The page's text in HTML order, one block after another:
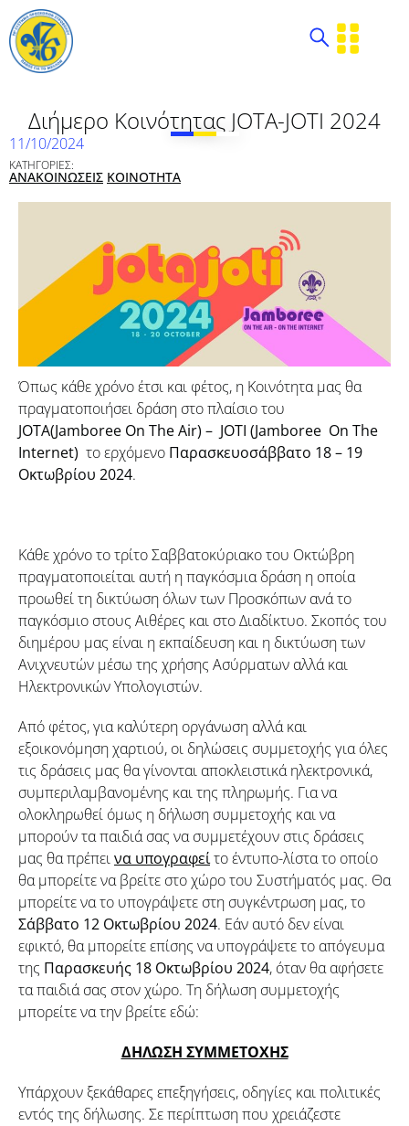
Διήμερο Κοινότητας JOTA-JOTI 2024
11/10/2024
ΚΑΤΗΓΟΡΙΕΣ:
ΑΝΑΚΟΙΝΩΣΕΙΣ ΚΟΙΝΟΤΗΤΑ
Όπως κάθε χρόνο έτσι και φέτος, η Κοινότητα μας θα
πραγματοποιήσει δράση στο πλαίσιο του
JOTA(Jamboree On TheAir) – JOTI (Jamboree On The
Internet) το ερχόμενο Παρασκευοσάββατο 18 – 19
Οκτωβρίου 2024.
Κάθε χρόνο το τρίτο Σαββατοκύριακο του Οκτώβρη
πραγματοποιείται αυτή η παγκόσμια δράση η οποία
προωθεί τη δικτύωση όλων των Προσκόπων ανά το
παγκόσμιο στους Αιθέρες και στο Διαδίκτυο. Σκοπός του
διημέρου μας είναι η εκπαίδευση και η δικτύωση των
Ανιχνευτών μέσω της χρήσης Ασύρματων αλλά και
Ηλεκτρονικών Υπολογιστών.
Από φέτος, για καλύτερη οργάνωση αλλά και
εξοικονόμηση χαρτιού, οι δηλώσεις συμμετοχής για όλες
τις δράσεις μας θα γίνονται αποκλειστικά ηλεκτρονικά,
συμπεριλαμβανομένης και της πληρωμής. Για να
ολοκληρωθεί όμως η δήλωση συμμετοχής και να
μπορούν τα παιδιά σας να συμμετέχουν στις δράσεις
μας θα πρέπεινα υπογραφείτο έντυπο-λίστα το οποίο
θα μπορείτε να βρείτε στο χώρο του Συστήματός μας. Θα
μπορείτε να το υπογράψετε στη συγκέντρωση μας, το
Σάββατο 12 Οκτωβρίου 2024. Εάν αυτό δεν είναι
εφικτό, θα μπορείτε επίσης να υπογράψετε το απόγευμα
της Παρασκευής 18 Οκτωβρίου 2024, όταν θα αφήσετε
τα παιδιά σας στον χώρο. Τη δήλωση συμμετοχής
μπορείτε να την βρείτε εδώ:
ΔΗΛΩΣΗ ΣΥΜΜΕΤΟΧΗΣ
Υπάρχουν ξεκάθαρες επεξηγήσεις, οδηγίες και πολιτικές
εντός της δήλωσης. Σε περίπτωση που χρειάζεστε